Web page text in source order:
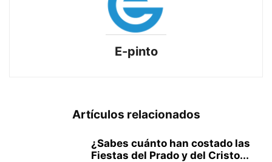
E-pinto
Artículos relacionados
¿Sabes cuánto han costado las
Fiestas del Prado y del Cristo...